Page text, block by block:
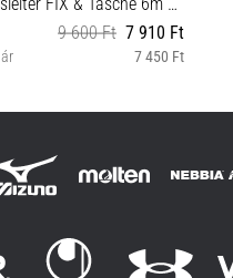
9 600 Ft 7 910 Ft
7 450 Ft
OS